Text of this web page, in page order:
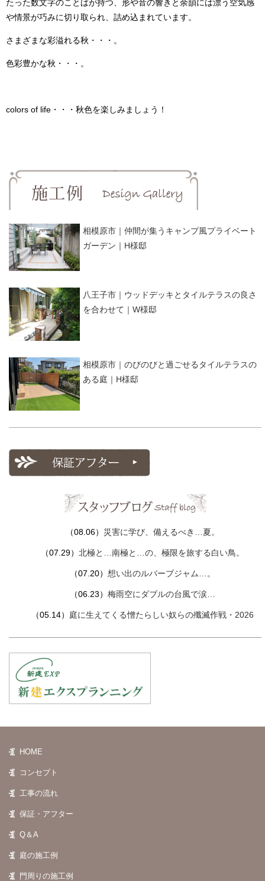
たった数文字のことばが持つ、形や音の響きと余韻には漂う空気感
や情景が巧みに切り取られ、詰め込まれています。
さまざまな彩溢れる秋・・・。
色彩豊かな秋・・・。
colors of life・・・秋色を楽しみましょう！
相模原市｜仲間が集うキャンプ風プライベート
ガーデン｜H様邸
八王子市｜ウッドデッキとタイルテラスの良さ
を合わせて｜W様邸
相模原市｜のびのびと過ごせるタイルテラスの
ある庭｜H様邸
（08.06） 災害に学び、備えるべき…夏。
（07.29） 北極と…南極と…の、極限を旅する白い鳥。
（07.20） 想い出のルバーブジャム…。
（06.23） 梅雨空にダブルの台風で涙…
（05.14） 庭に生えてくる憎たらしい奴らの殲滅作戦・2026
HOME
コンセプト
工事の流れ
保証・アフター
Q＆A
庭の施工例
門周りの施工例